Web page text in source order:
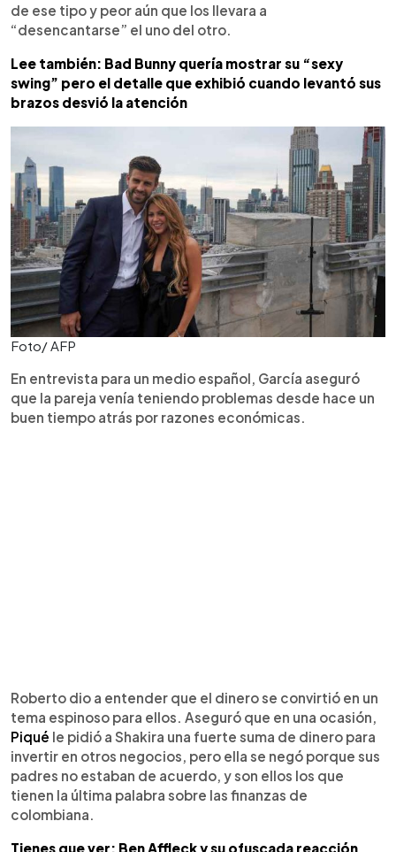
de ese tipo y peor aún que los llevara a
“desencantarse” el uno del otro.
Lee también: Bad Bunny quería mostrar su “sexy
swing” pero el detalle que exhibió cuando levantó sus
brazos desvió la atención
Foto/ AFP
En entrevista para un medio español, García aseguró
que la pareja venía teniendo problemas desde hace un
buen tiempo atrás por razones económicas.
Roberto dio a entender que el dinero se convirtió en un
tema espinoso para ellos. Aseguró que en una ocasión,
Piqué le pidió a Shakira una fuerte suma de dinero para
invertir en otros negocios, pero ella se negó porque sus
padres no estaban de acuerdo, y son ellos los que
tienen la última palabra sobre las finanzas de
colombiana.
Tienes que ver: Ben Affleck y su ofuscada reacción